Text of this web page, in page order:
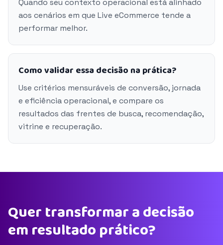
Quando seu contexto operacional está alinhado
aos cenários em que Live eCommerce tende a
performar melhor.
Como validar essa decisão na prática?
Use critérios mensuráveis de conversão, jornada
e eficiência operacional, e compare os
resultados das frentes de busca, recomendação,
vitrine e recuperação.
Quer transformar a decisão
em resultado prático?